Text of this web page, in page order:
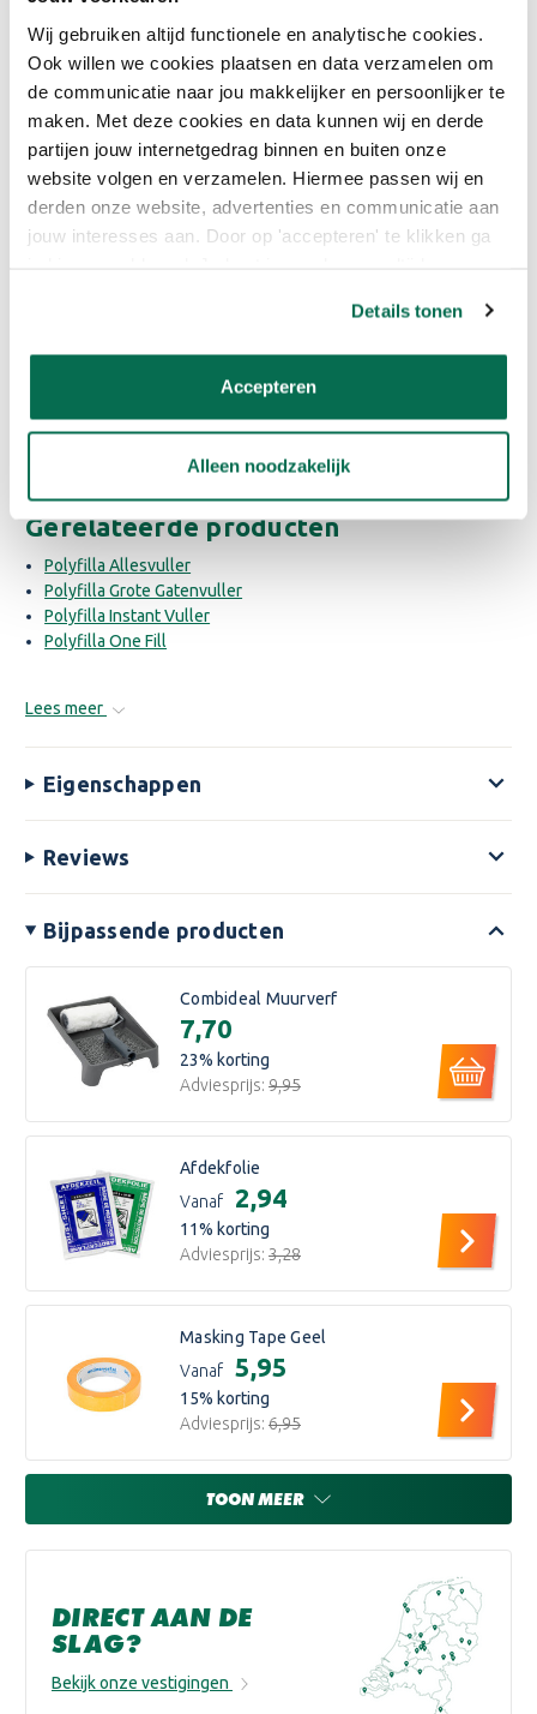
Wij gebruiken altijd functionele en analytische cookies.
Ook willen we cookies plaatsen en data verzamelen om
de communicatie naar jou makkelijker en persoonlijker te
maken. Met deze cookies en data kunnen wij en derde
partijen jouw internetgedrag binnen en buiten onze
website volgen en verzamelen. Hiermee passen wij en
derden onze website, advertenties en communicatie aan
jouw interesses aan. Door op 'accepteren' te klikken ga
Details tonen
Accepteren
Alleen noodzakelijk
Schuren: Schuur lichtjes op voor een perfect egale afwerking
voordat je gaat schilderen of behangen.
BESCHIKBARE VOLUMES
Polyfilla Afwerkplamuur
- 330 g
Polyfilla Afwerkplamuur
POLYFILLA AFWERKPLAMUUR
KOPEN BIJ ONLINEVERF
Bestel Polyfilla Afwerkplamuur eenvoudig en snel bij Onlineverf.
advies voor een perfect schilderresultaat.
Gerelateerde producten
Polyfilla Allesvuller
Polyfilla Grote Gatenvuller
Polyfilla Instant Vuller
Polyfilla One Fill
Lees meer
Eigenschappen
Reviews
Bijpassende producten
Combideal Muurverf
€7,70
23% korting
Adviesprijs: €9,95
Afdekfolie
Vanaf
€2,94
11% korting
Adviesprijs: €3,28
Masking Tape Geel
Vanaf
€5,95
15% korting
Adviesprijs: €6,95
TOON MEER
DIRECT AAN DE
SLAG?
Bekijk onze vestigingen